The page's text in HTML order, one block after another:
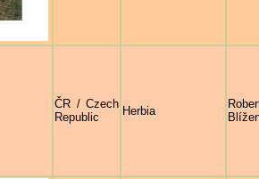
ČR / Czech
Republic
Herbia